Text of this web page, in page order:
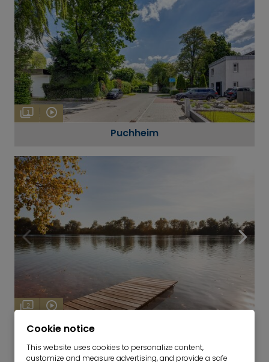
1
Puchheim
2
Cookie notice
This website uses cookies to personalize content,
customize and measure advertising, and provide a safe